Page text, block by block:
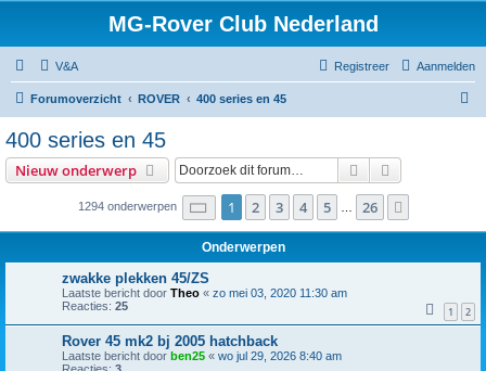
MG-Rover Club Nederland
V&A Aanmelden
Registreer
Forumoverzicht ROVER 400 series en 45
400 series en 45
Nieuw onderwerp Zoek
1294 onderwerpen Pagina van 26
1 2 3 4 5 26
Onderwerpen
zwakke plekken 45/ZS
Laatste bericht door Theo « zo mei 03, 2020 11:30 am
Reacties: 25 1 2
Rover 45 mk2 bj 2005 hatchback
Laatste bericht door ben25 « wo jul 29, 2026 8:40 am